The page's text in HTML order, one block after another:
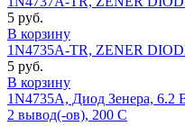
5 руб.
В корзину
1N4735A-TR, ZENER
5 руб.
В корзину
1N4735A, Диод Зенера, 6.2
2 вывод(-ов), 200 C